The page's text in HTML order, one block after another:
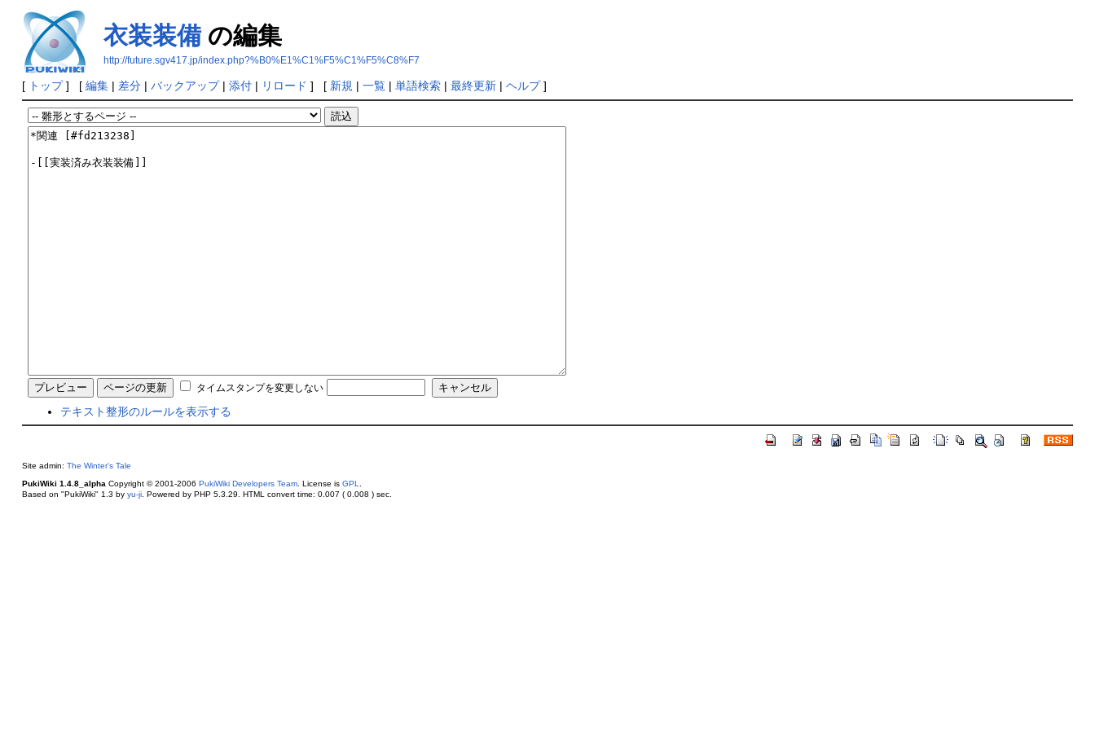
衣装装備の編集
http://future.sgv417.jp/index.php?%B0%E1%C1%F5%C1%F5%C8%F7
[ トップ] [ 編集| 差分| バックアップ| 添付| リロード ] [ 新規 | 一覧| 単語検索| 最終更新| ヘルプ]
タイムスタンプを変更しない
テキスト整形のルールを表示する
Site admin: The Winter's Tale
PukiWiki 1.4.8_alpha Copyright © 2001-2006 PukiWiki Developers Team. License is GPL
Based on "PukiWiki" 1.3 by yu-ji. Powered by PHP 5.3.29. HTML convert time: 0.007 ( 0.008 ) sec.